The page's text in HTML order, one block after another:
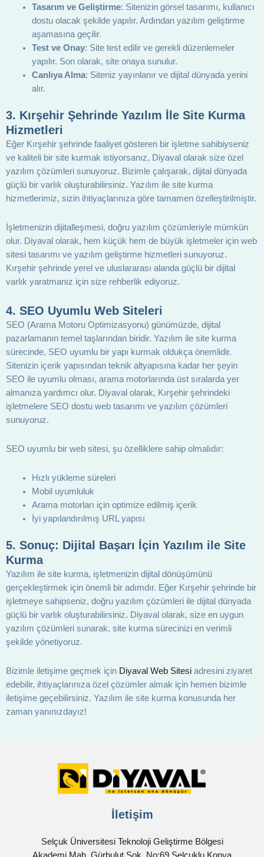
Tasarım ve Geliştirme: Sitenizin görsel tasarımı, kullanıcı
dostu olacak şekilde yapılır. Ardından yazılım geliştirme
aşamasına geçilir.
Test ve Onay: Site test edilir ve gerekli düzenlemeler
yapılır. Son olarak, site onaya sunulur.
Canlıya Alma: Siteniz yayınlanır ve dijital dünyada yerini
alır.
3. Kırşehir Şehrinde Yazılım İle Site Kurma
Hizmetleri
Eğer Kırşehir şehrinde faaliyet gösteren bir işletme sahibiyseniz
ve kaliteli bir site kurmak istiyorsanız, Diyaval olarak size özel
yazılım çözümleri sunuyoruz. Bizimle çalışarak, dijital dünyada
güçlü bir varlık oluşturabilirsiniz. Yazılım ile site kurma
hizmetlerimiz, sizin ihtiyaçlarınıza göre tamamen özelleştirilmiştir.
İşletmenizin dijitalleşmesi, doğru yazılım çözümleriyle mümkün
olur. Diyaval olarak, hem küçük hem de büyük işletmeler için web
sitesi tasarımı ve yazılım geliştirme hizmetleri sunuyoruz.
Kırşehir şehrinde yerel ve uluslararası alanda güçlü bir dijital
varlık yaratmanız için size rehberlik ediyoruz.
4. SEO Uyumlu Web Siteleri
SEO (Arama Motoru Optimizasyonu) günümüzde, dijital
pazarlamanın temel taşlarından biridir. Yazılım ile site kurma
sürecinde, SEO uyumlu bir yapı kurmak oldukça önemlidir.
Sitenizin içerik yapısından teknik altyapısına kadar her şeyin
SEO ile uyumlu olması, arama motorlarında üst sıralarda yer
almanıza yardımcı olur. Diyaval olarak, Kırşehir şehrindeki
işletmelere SEO dostu web tasarımı ve yazılım çözümleri
sunuyoruz.
SEO uyumlu bir web sitesi, şu özelliklere sahip olmalıdır:
Hızlı yükleme süreleri
Mobil uyumluluk
Arama motorları için optimize edilmiş içerik
İyi yapılandırılmış URL yapısı
5. Sonuç: Dijital Başarı İçin Yazılım ile Site
Kurma
Yazılım ile site kurma, işletmenizin dijital dönüşümünü
gerçekleştirmek için önemli bir adımdır. Eğer Kırşehir şehrinde bir
işletmeye sahipseniz, doğru yazılım çözümleri ile dijital dünyada
güçlü bir varlık oluşturabilirsiniz. Diyaval olarak, size en uygun
yazılım çözümleri sunarak, site kurma sürecinizi en verimli
şekilde yönetiyoruz.
Bizimle iletişime geçmek için Diyaval Web Sitesi adresini ziyaret
edebilir, ihtiyaçlarınıza özel çözümler almak için hemen bizimle
iletişime geçebilirsiniz. Yazılım ile site kurma konusunda her
zaman yanınızdayız!
İletişim
Selçuk Üniversitesi Teknoloji Geliştirme Bölgesi